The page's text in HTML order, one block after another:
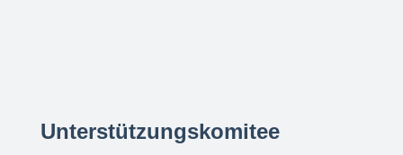
Unterstützungskomitee